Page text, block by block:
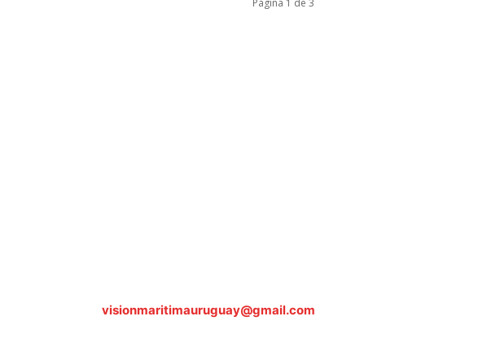
Página 1 de 3
visionmaritimauruguay@gmail.com